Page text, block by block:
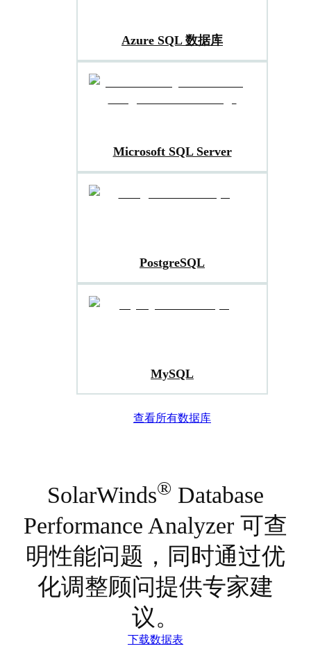
Azure SQL 数据库
Microsoft SQL Server
PostgreSQL
MySQL
查看所有数据库
SolarWinds® Database
Performance Analyzer 可查
明性能问题，同时通过优
化调整顾问提供专家建
议。
下载数据表